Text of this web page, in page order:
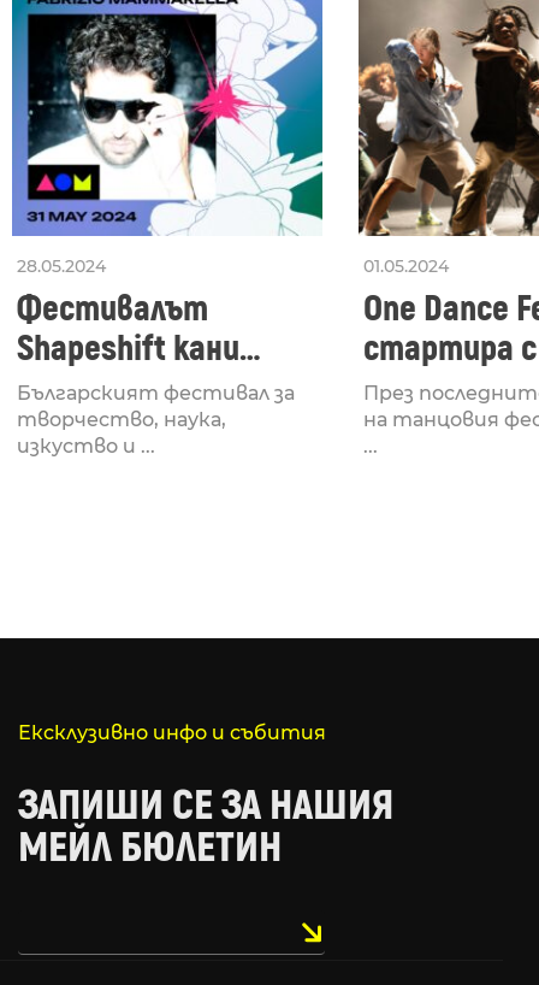
28.05.2024
Фестивалът
Shapeshift кани
Fabrizio Mammarella
за откриването си
Българският фестивал за
творчество, наука,
изкуство и ...
01.05.2024
One Dance
стартира
Lucid,
рейв
През
на танцовия
...
Ексклузивно инфо и събития
ЗАПИШИ СЕ ЗА НАШИЯ
МЕЙЛ БЮЛЕТИН